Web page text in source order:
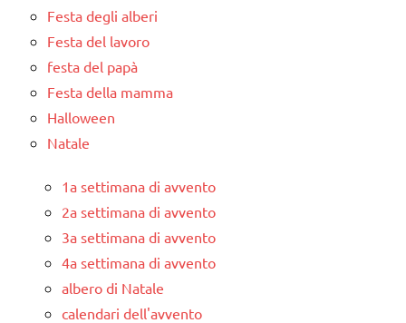
Festa degli alberi
Festa del lavoro
festa del papà
Festa della mamma
Halloween
Natale
1a settimana di avvento
2a settimana di avvento
3a settimana di avvento
4a settimana di avvento
albero di Natale
calendari dell'avvento